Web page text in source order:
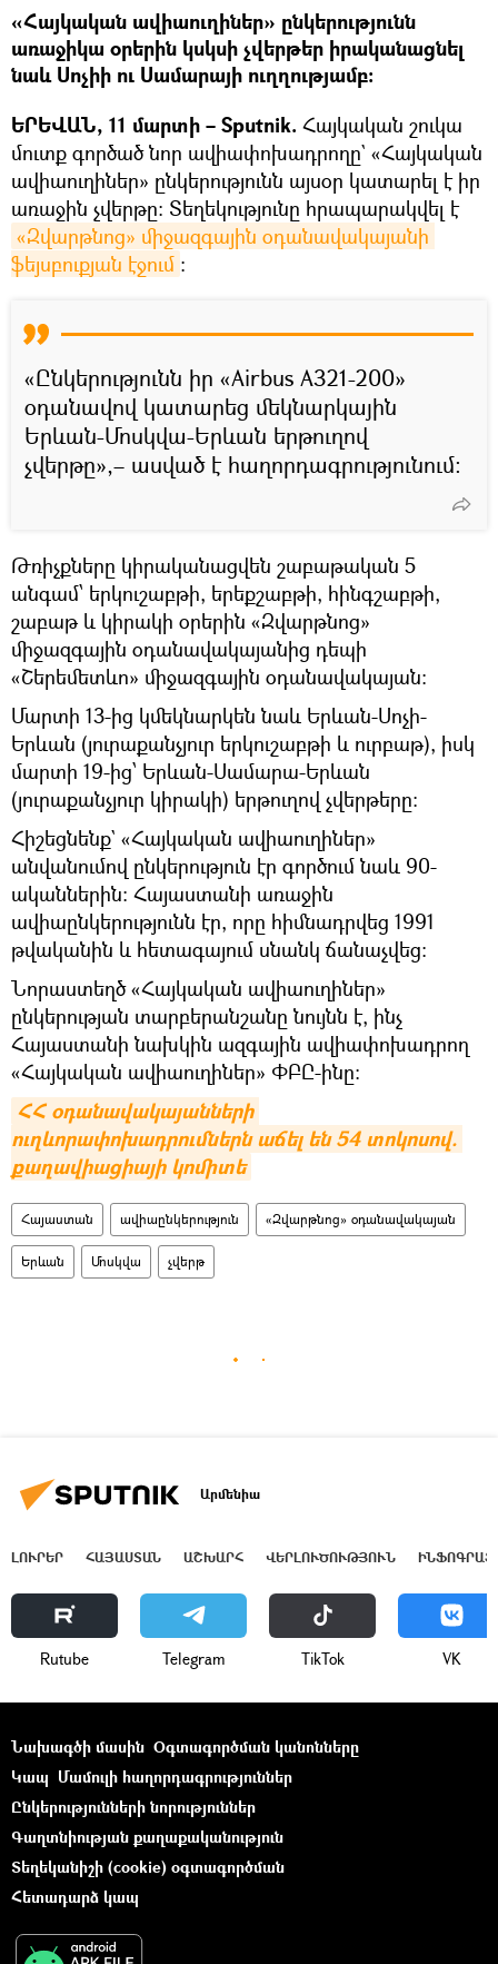
«Հայկական ավիաուղիներ» ընկերությունն
առաջիկա օրերին կսկսի չվերթեր իրականացնել
նաև Սոչիի ու Սամարայի ուղղությամբ։
ԵՐԵՎԱՆ, 11 մարտի – Sputnik. Հայկական շուկա
մուտք գործած նոր ավիափոխադրողը` «Հայկական
ավիաուղիներ» ընկերությունն այսօր կատարել է իր
առաջին չվերթը։ Տեղեկությունը հրապարակվել է
«Զվարթնոց» միջազգային օդանավակայանի
ֆեյսբուքյան էջում ։
«Ընկերությունն իր «Airbus A321-200»
օդանավով կատարեց մեկնարկային
Երևան-Մոսկվա-Երևան երթուղով
չվերթը»,– ասված է հաղորդագրությունում:
Թռիչքները կիրականացվեն շաբաթական 5
անգամ՝ երկուշաբթի, երեքշաբթի, հինգշաբթի,
շաբաթ և կիրակի օրերին «Զվարթնոց»
միջազգային օդանավակայանից դեպի
«Շերեմետևո» միջազգային օդանավակայան:
Մարտի 13-ից կմեկնարկեն նաև Երևան-Սոչի-
Երևան (յուրաքանչյուր երկուշաբթի և ուրբաթ), իսկ
մարտի 19-ից՝ Երևան-Սամարա-Երևան
(յուրաքանչյուր կիրակի) երթուղով չվերթերը:
Հիշեցնենք` «Հայկական ավիաուղիներ»
անվանումով ընկերություն էր գործում նաև 90-
ականներին։ Հայաստանի առաջին
ավիաընկերությունն էր, որը հիմնադրվեց 1991
թվականին և հետագայում սնանկ ճանաչվեց։
Նորաստեղծ «Հայկական ավիաուղիներ»
ընկերության տարբերանշանը նույնն է, ինչ
Հայաստանի նախկին ազգային ավիափոխադրող
«Հայկական ավիաուղիներ» ՓԲԸ-ինը։
ՀՀ օդանավակայանների
ուղևորափոխադրումներն աճել են 54 տոկոսով.
քաղավիացիայի կոմիտե
Հայաստան ավիաընկերություն «Զվարթնոց» օդանավակայան
Երևան Մոսկվա չվերթ
Արմենիա
ԼՈՒՐԵՐ ՀԱՅԱՍՏԱՆ ԱՇԽԱՐՀ ՎԵՐԼՈՒԾՈՒԹՅՈՒՆ
Rutube Telegram ТikТоk VK
Նախագծի մասին Օգտագործման կանոնները
Կապ Մամուլի հաղորդագրություններ
Ընկերությունների նորություններ
Գաղտնիության քաղաքականություն
Տեղեկանիշի (cookie) օգտագործման
Հետադարձ կապ